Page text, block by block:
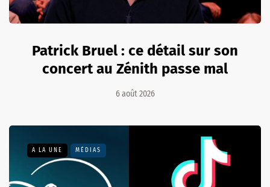
Patrick Bruel : ce détail sur son
concert au Zénith passe mal
6 août 2026
A LA UNE MÉDIAS